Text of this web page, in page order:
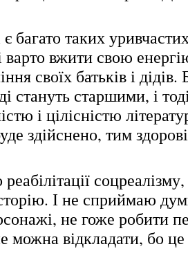
багато таких
вжити свою
своїх батьків і
стануть старшими, і
і цілісністю
здійснено, тим
І не сприймаю
не гоже робити
можна відкладати, бо це